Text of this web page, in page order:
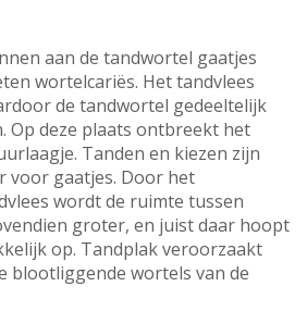
aan de tandwortel gaatjes
wortelcariës. Het tandvlees
de tandwortel gedeeltelijk
Op deze plaats ontbreekt het
Tanden en kiezen zijn
voor gaatjes. Door het
wordt de ruimte tussen
groter, en juist daar hoopt
op. Tandplak veroorzaakt
blootliggende wortels van de